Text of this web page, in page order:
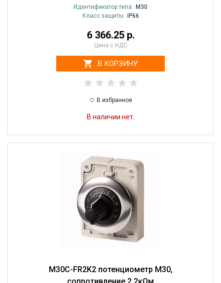
Идентификатор типа: M30
Класс защиты:
IP66
6 366.25 р.
Цена с НДС
В КОРЗИНУ
В избранное
В наличии нет.
M30C-FR2K2 потенциометр M30,